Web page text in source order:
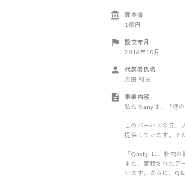
資本金
1億円
設立年月
2016年10月
代表者氏名
吉田 和史
事業内容
私たちanyは、「個
このパーパスの元、
提供しています。そ
「Qast」は、社内
また、蓄積された
います。さらに、